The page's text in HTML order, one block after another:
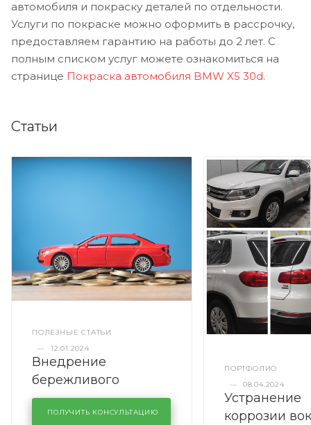
автомобиля и покраску деталей по отдельности.
Услуги по покраске можно оформить в рассрочку,
предоставляем гарантию на работы до 2 лет. С
полным списком услуг можете ознакомиться на
странице Покраска автомобиля BMW X5 30d.
Статьи
ПОЛЕЗНЫЕ СТАТЬИ
—
12.01.2024
Внедрение
бережливого
производства в
кузовном сервисе
ПОЛУЧИТЬ КОНСУЛЬТАЦИЮ
ПОРТФОЛИО
—
08.04.2024
Устранение
коррозии